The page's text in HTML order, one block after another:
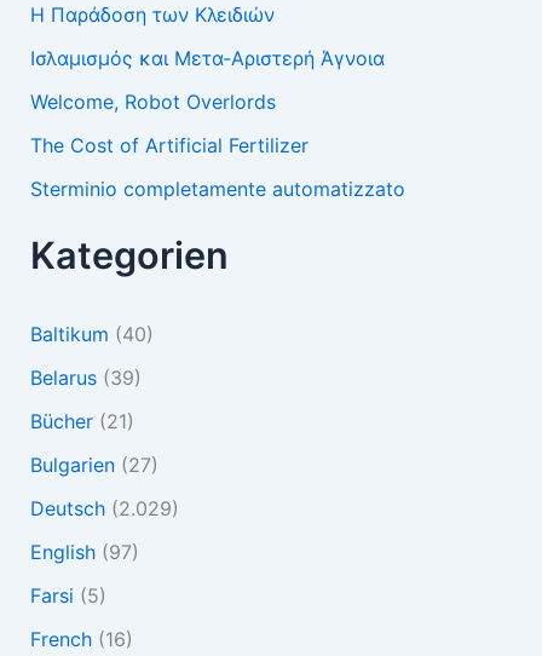
Η Παράδοση των Κλειδιών
Ισλαμισμός και Μετα-Αριστερή Άγνοια
Welcome, Robot Overlords
The Cost of Artificial Fertilizer
Sterminio completamente automatizzato
Kategorien
Baltikum (40)
Belarus(39)
Bücher(21)
Bulgarien(27)
Deutsch(2.029)
English(97)
Farsi (5)
French(16)